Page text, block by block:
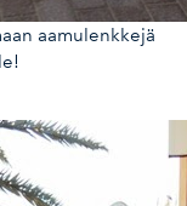
aamulenkkejä